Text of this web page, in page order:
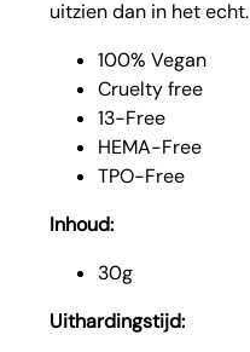
uitzien dan in het echt.
100% Vegan
Cruelty free
13-Free
HEMA-Free
TPO-Free
Inhoud:
30g
Uithardingstijd: